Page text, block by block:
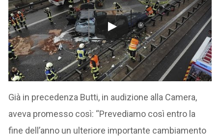
Già in precedenza Butti, in audizione alla Camera,
aveva promesso così: “Prevediamo così entro la
fine dell’anno un ulteriore importante cambiamento